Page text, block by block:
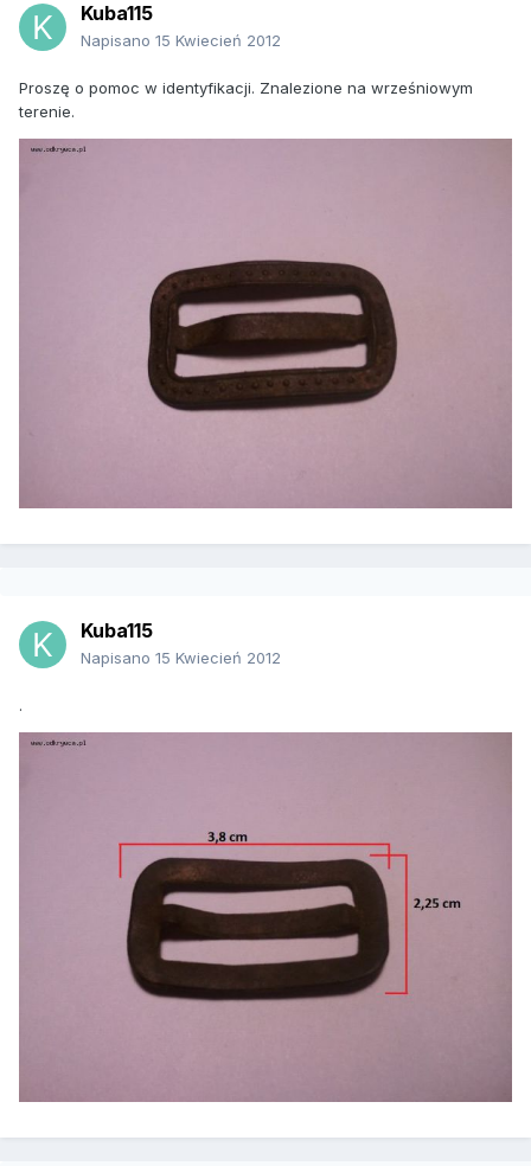
Kuba115
Napisano 15 Kwiecień 2012
Proszę o pomoc w identyfikacji. Znalezione na wrześniowym
terenie.
Kuba115
Napisano 15 Kwiecień 2012
.